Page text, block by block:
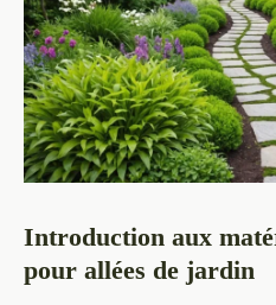
Introduction aux
pour allées de jardin